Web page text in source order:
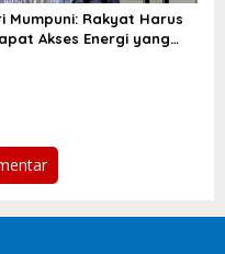
Mumpuni: Rakyat Harus
Akses Energi yang